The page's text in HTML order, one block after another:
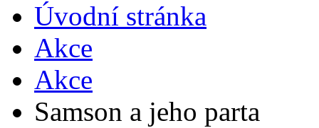
Úvodní stránka
Akce
Akce
Samson a jeho parta